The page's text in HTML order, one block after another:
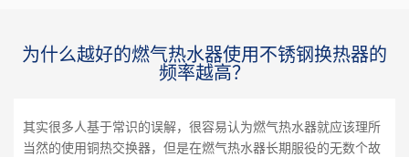
为什么越好的燃气热水器使用不锈钢换热器的
频率越高？
其实很多人基于常识的误解，很容易认为燃气热水器就应该理所
当然的使用铜热交换器，但是在燃气热水器长期服役的无数个故